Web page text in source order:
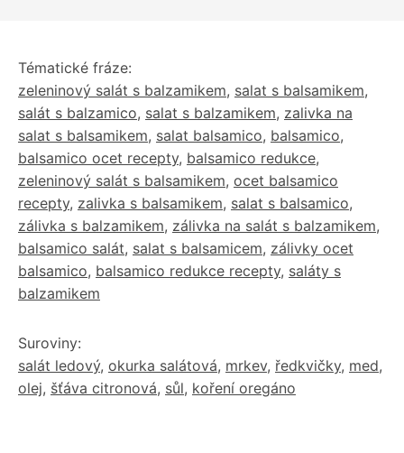
Tématické fráze:
zeleninový salát s balzamikem, salat s balsamikem,
salát s balzamico, salat s balzamikem, zalivka na
salat s balsamikem, salat balsamico, balsamico,
balsamico ocet recepty, balsamico redukce,
zeleninový salát s balsamikem, ocet balsamico
recepty, zalivka s balsamikem, salat s balsamico,
zálivka s balzamikem, zálivka na salát s balzamikem,
balsamico salát, salat s balsamicem, zálivky ocet
balsamico, balsamico redukce recepty, saláty s
balzamikem
Suroviny:
salát ledový, okurka salátová, mrkev, ředkvičky, med,
olej, šťáva citronová, sůl, koření oregáno